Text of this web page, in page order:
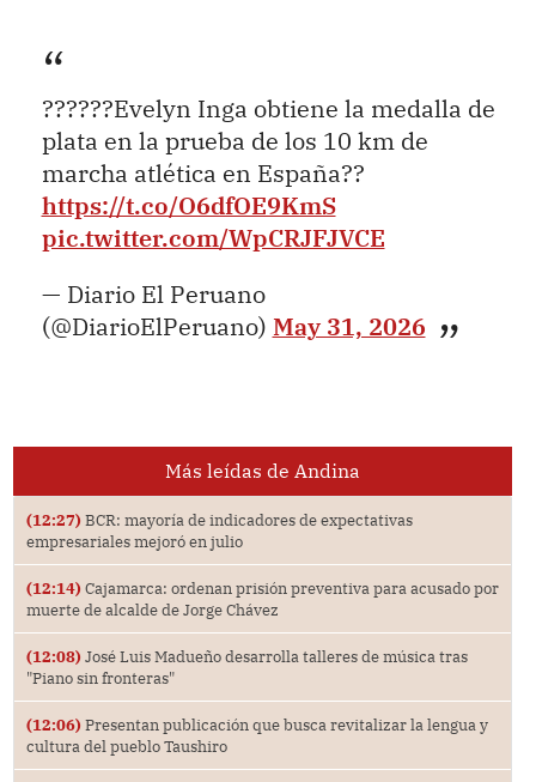
??????Evelyn Inga obtiene la medalla de
plata en la prueba de los 10 km de
marcha atlética en España??
https://t.co/O6dfOE9KmS
pic.twitter.com/WpCRJFJVCE
— Diario El Peruano
(@DiarioElPeruano) May 31, 2026
Más leídas de Andina
(12:27) BCR: mayoría de indicadores de expectativas
empresariales mejoró en julio
(12:14) Cajamarca: ordenan prisión preventiva para acusado por
muerte de alcalde de Jorge Chávez
(12:08) José Luis Madueño desarrolla talleres de música tras
"Piano sin fronteras"
(12:06) Presentan publicación que busca revitalizar la lengua y
cultura del pueblo Taushiro